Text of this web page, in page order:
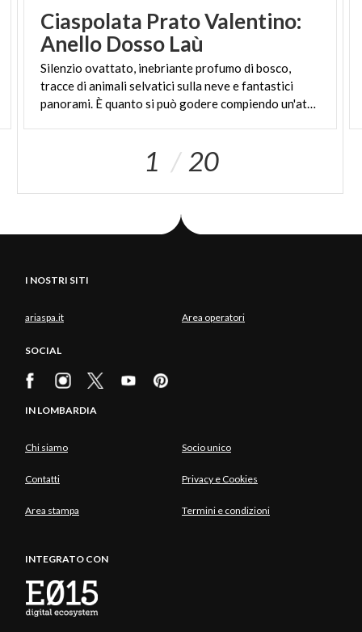
Ciaspolata Prato Valentino:
Anello Dosso Laù
Silenzio ovattato, inebriante profumo di bosco,
tracce di animali selvatici sulla neve e fantastici
panorami. È quanto si può godere compiendo un'attività fisica alla portata di tutti e poco dispendiosa: le escursioni con le racchette da neve.
1 20
I NOSTRI SITI
ariaspa.it Area operatori
SOCIAL
IN LOMBARDIA
Chi siamo Socio unico
Contatti Privacy e Cookies
Area stampa Termini e condizioni
INTEGRATO CON